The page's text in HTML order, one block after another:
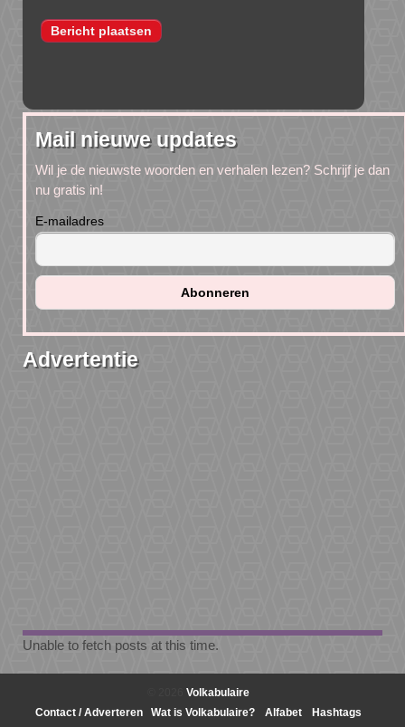
Mail nieuwe updates
Wil je de nieuwste woorden en verhalen lezen? Schrijf je dan
nu gratis in!
E-mailadres
Advertentie
Unable to fetch posts at this time.
Volkabulaire
Contact / Adverteren
Wat is Volkabulaire? Alfabet Hashtags